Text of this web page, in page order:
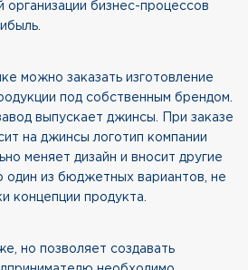
организации бизнес-процессов
можно заказать изготовление
под собственным брендом.
выпускает джинсы. При заказе
на джинсы логотип компании
меняет дизайн и вносит другие
один из бюджетных вариантов, не
концепции продукта.
но позволяет создавать